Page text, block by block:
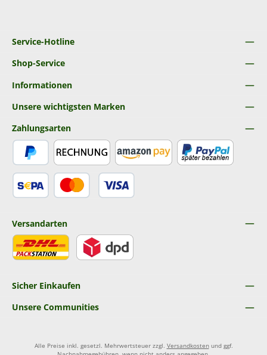
Service-Hotline
Shop-Service
Informationen
Unsere wichtigsten Marken
Sicher Einkaufen
Unsere Communities
Zahlungsarten
Versandarten
Alle Preise inkl. gesetzl. Mehrwertsteuer zzgl. Versandkostenund ggf.